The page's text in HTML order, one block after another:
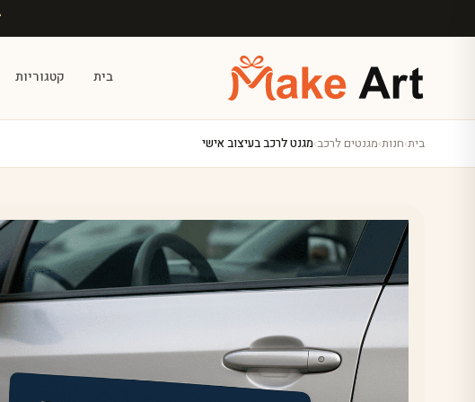
בית קטגוריות
בית›חנות›מגנטים לרכב›מגנט לרכב בעיצוב אישי